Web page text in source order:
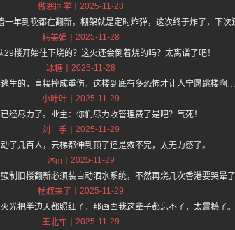
傲寒同学
2025-11-28
年到晚都在翻新，棚架就是定时炸弹，这次终于炸了，下次
韩美娟
2025-11-28
29楼开始往下烧的？这火还会倒着烧的吗？太离谱了吧！
冰糖
2025-11-28
生的，直接摔成重伤，这楼到底有多恐怖才让人宁愿跳楼
小叶叶
2025-11-29
经尽力了。业主：你们尽力收管理费了是吧？气死！
刘一手
2025-11-29
了几百人，云梯都伸到顶了还是救不完，太无力感了。
沐m
2025-11-29
制旧楼翻新必须装自动洒水系统，不然再烧几次香港要哭晕了
杨叔来了
2025-11-29
光把半边天都照红了，那画面我这辈子都忘不了，太震撼了。
王北车
2025-11-29